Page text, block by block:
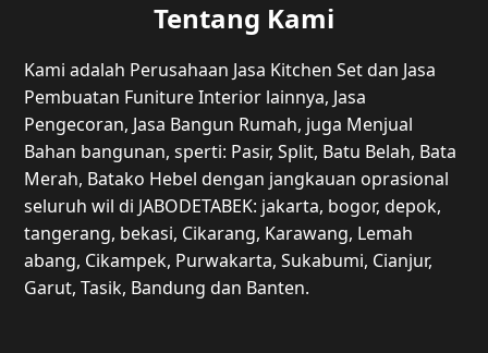
Tentang Kami
Kami adalah Perusahaan Jasa Kitchen Set dan Jasa
Pembuatan Funiture Interior lainnya, Jasa
Pengecoran, Jasa Bangun Rumah, juga Menjual
Bahan bangunan, sperti: Pasir, Split, Batu Belah, Bata
Merah, Batako Hebel dengan jangkauan oprasional
seluruh wil di JABODETABEK: jakarta, bogor, depok,
tangerang, bekasi, Cikarang, Karawang, Lemah
abang, Cikampek, Purwakarta, Sukabumi, Cianjur,
Garut, Tasik, Bandung dan Banten.